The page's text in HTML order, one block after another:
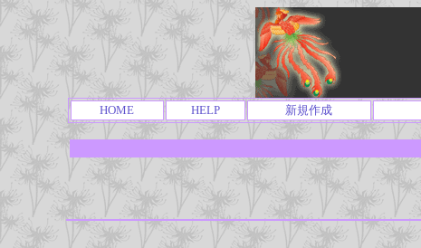
HOME HELP 新規作成